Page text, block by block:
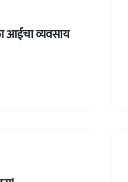
आईचा व्यवसाय